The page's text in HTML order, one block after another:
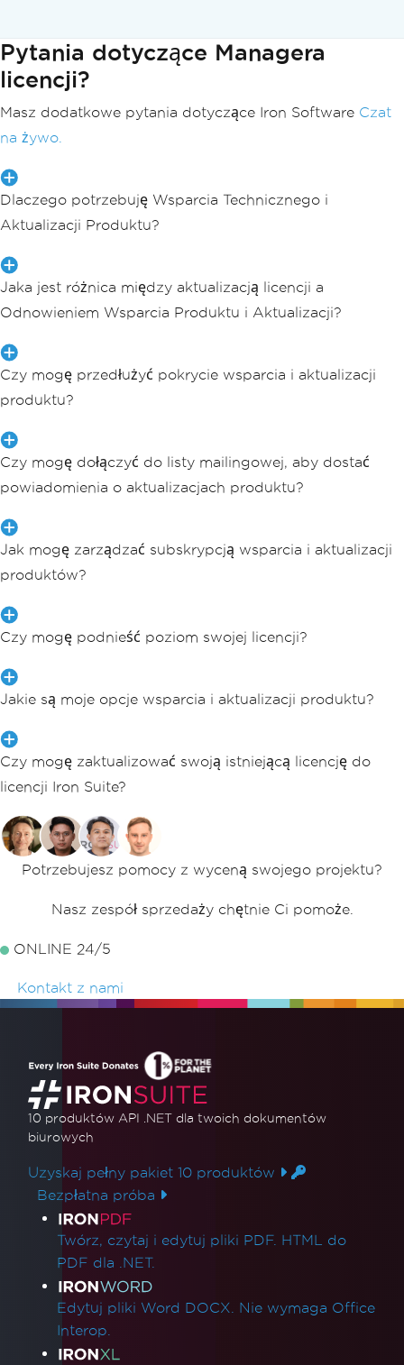
Pytania dotyczące Managera
licencji?
Masz dodatkowe pytania dotyczące Iron Software Czat
na żywo.
Dlaczego potrzebuję Wsparcia Technicznego i
Aktualizacji Produktu?
Jaka jest różnica między aktualizacją licencji a
Odnowieniem Wsparcia Produktu i Aktualizacji?
Czy mogę przedłużyć pokrycie wsparcia i aktualizacji
produktu?
Czy mogę dołączyć do listy mailingowej, aby dostać
powiadomienia o aktualizacjach produktu?
Jak mogę zarządzać subskrypcją wsparcia i aktualizacji
produktów?
Czy mogę podnieść poziom swojej licencji?
Jakie są moje opcje wsparcia i aktualizacji produktu?
Czy mogę zaktualizować swoją istniejącą licencję do
licencji Iron Suite?
Potrzebujesz pomocy z wyceną swojego projektu?
Nasz zespół sprzedaży chętnie Ci pomoże.
ONLINE 24/5
Kontakt z nami
10 produktów API .NET dla twoich dokumentów
biurowych
Uzyskaj pełny pakiet 10 produktów
Bezpłatna próba
Linki do produktów
Twórz, czytaj i edytuj pliki PDF. HTML do
PDF dla .NET.
Edytuj pliki Word DOCX. Nie wymaga Office
Interop.